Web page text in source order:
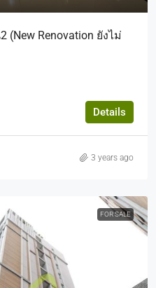
(New Renovation ยังไม่
Details
3 years ago
FOR SALE